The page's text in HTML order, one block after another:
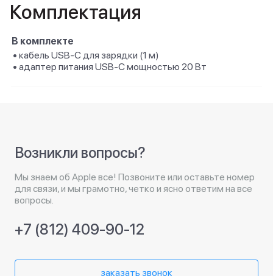
Комплектация
В комплекте
• кабель USB‑C для зарядки (1 м)
• адаптер питания USB‑C мощностью 20 Вт
Возникли вопросы?
Мы знаем об Apple все! Позвоните или оставьте номер
для связи, и мы грамотно, четко и ясно ответим на все
вопросы.
+7 (812) 409-90-12
заказать звонок